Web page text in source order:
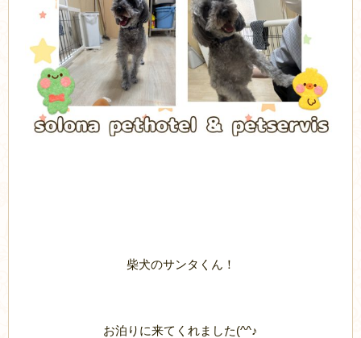
柴犬のサンタくん！
お泊りに来てくれました(^^♪